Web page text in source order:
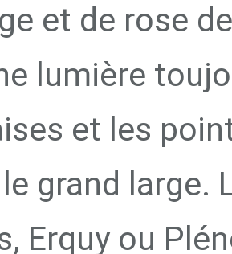
et de rose
lumière
et les
grand large.
Erquy ou